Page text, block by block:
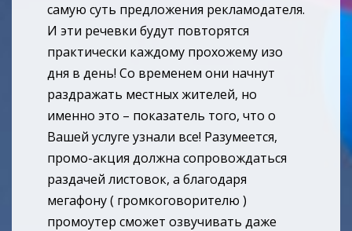
самую суть предложения рекламодателя.
И эти речевки будут повторятся
практически каждому прохожему изо
дня в день! Со временем они начнут
раздражать местных жителей, но
именно это – показатель того, что о
Вашей услуге узнали все! Разумеется,
промо-акция должна сопровождаться
раздачей листовок, а благодаря
мегафону ( громкоговорителю )
промоутер сможет озвучивать даже